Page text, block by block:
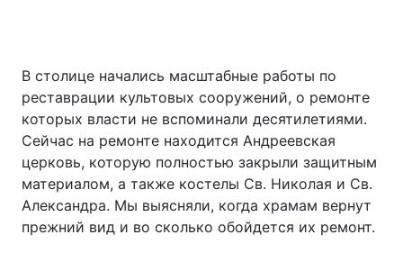
В столице начались масштабные работы по
реставрации культовых сооружений, о ремонте
которых власти не вспоминали десятилетиями.
Сейчас на ремонте находится Андреевская
церковь, которую полностью закрыли защитным
материалом, а также костелы Св. Николая и Св.
Александра. Мы выясняли, когда храмам вернут
прежний вид и во сколько обойдется их ремонт.